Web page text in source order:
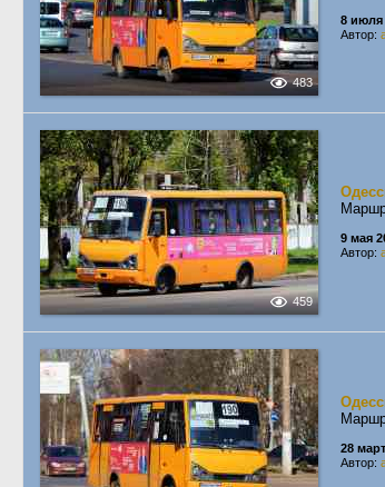
483
8 июля
Автор:
459
9 мая
Автор:
28
Автор: